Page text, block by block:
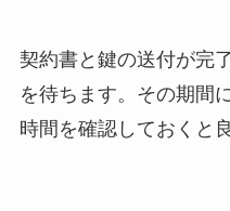
契約書と鍵の送付が完
を待ちます。その期間
時間を確認しておくと